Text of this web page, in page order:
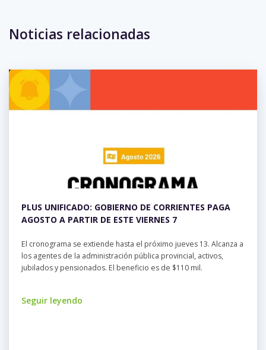
Noticias relacionadas
PLUS UNIFICADO: GOBIERNO DE CORRIENTES PAGA
AGOSTO A PARTIR DE ESTE VIERNES 7
El cronograma se extiende hasta el próximo jueves 13. Alcanza a
los agentes de la administración pública provincial, activos,
jubilados y pensionados. El beneficio es de $110 mil.
Seguir leyendo